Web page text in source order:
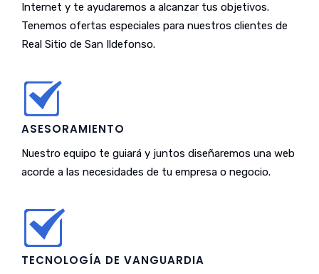
Internet y te ayudaremos a alcanzar tus objetivos.
Tenemos ofertas especiales para nuestros clientes de
Real Sitio de San Ildefonso.
ASESORAMIENTO
Nuestro equipo te guiará y juntos diseñaremos una web
acorde a las necesidades de tu empresa o negocio.
TECNOLOGÍA DE VANGUARDIA